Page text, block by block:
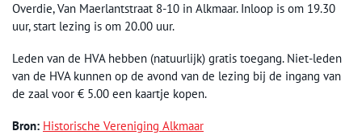
Overdie, Van Maerlantstraat 8-10 in Alkmaar. Inloop is om 19.30
uur, start lezing is om 20.00 uur.
Leden van de HVA hebben (natuurlijk) gratis toegang. Niet-leden
van de HVA kunnen op de avond van de lezing bij de ingang van
de zaal voor € 5.00 een kaartje kopen.
Bron: Historische Vereniging Alkmaar